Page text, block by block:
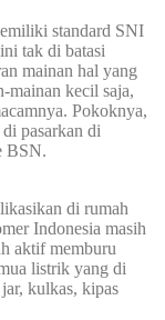
standard SNI
tak di batasi
mainan hal yang
mainan kecil saja,
Pokoknya,
pasarkan di
BSN.
di rumah
Indonesia masih
aktif memburu
listrik yang di
kulkas, kipas